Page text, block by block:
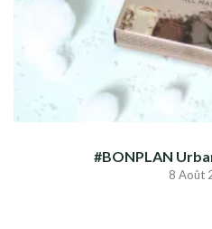
#BONPLAN
8 Août